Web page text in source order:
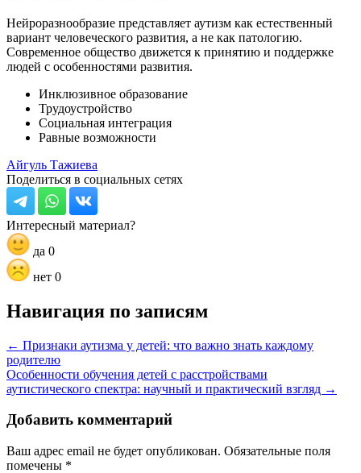
Нейроразнообразие представляет аутизм как естественный
вариант человеческого развития, а не как патологию.
Современное общество движется к принятию и поддержке
людей с особенностями развития.
Инклюзивное образование
Трудоустройство
Социальная интеграция
Равные возможности
Айгуль Тажиева
Поделиться в социальных сетях
Интересный материал?
да 0
нет 0
Навигация по записям
← Признаки аутизма у детей: что важно знать каждому
родителю
Особенности обучения детей с расстройствами
аутистического спектра: научный и практический взгляд →
Добавить комментарий
Ваш адрес email не будет опубликован. Обязательные поля
помечены *